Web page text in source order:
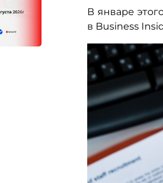
В январе
в Business